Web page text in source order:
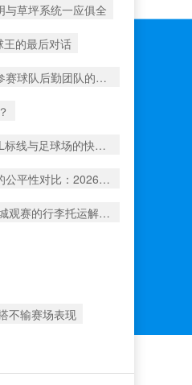
与草坪系统一应俱全
王的最后对话
北美世界杯：多国签证政策对参赛球队后勤团队的运作挑战与应对分析
美加墨世界杯：箭头体育场NFL标线与足球场的快速切换工艺深度解析
附加赛单场定胜负与主客场制的公平性对比：2026年世界杯前瞻
2026年世界杯球迷持单场票跨城观赛的行李托运解决方案
不输赛场表现